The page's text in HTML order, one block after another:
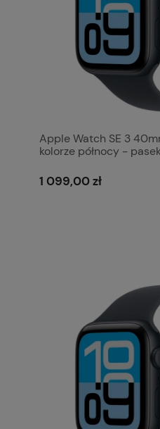
Apple Watch SE 3
kolorze północy -
1 099,00 zł